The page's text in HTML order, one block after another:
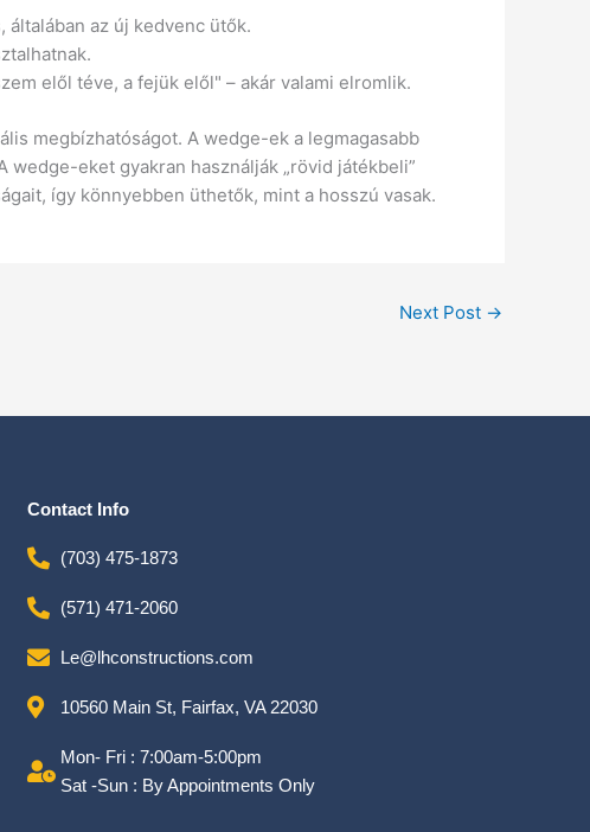
az új kedvenc ütők.
elől téve, a fejük elől" – akár valami elromlik.
megbízhatóságot. A wedge-ek a legmagasabb
eket gyakran használják „rövid játékbeli”
így könnyebben üthetők, mint a hosszú vasak.
Next Post →
Contact Info
(703) 475-1873
(571) 471-2060
Le@lhconstructions.com
10560 Main St, Fairfax, VA 22030
Mon- Fri : 7:00am-5:00pm
Sat -Sun : By Appointments Only